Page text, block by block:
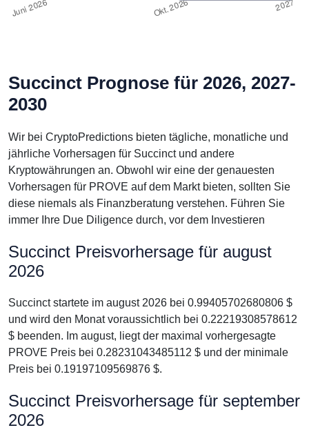
Succinct Prognose für 2026, 2027-
2030
Wir bei CryptoPredictions bieten tägliche, monatliche und
jährliche Vorhersagen für Succinct und andere
Kryptowährungen an. Obwohl wir eine der genauesten
Vorhersagen für PROVE auf dem Markt bieten, sollten Sie
diese niemals als Finanzberatung verstehen. Führen Sie
immer Ihre Due Diligence durch, vor dem Investieren
Succinct Preisvorhersage für august
2026
Succinct startete im august 2026 bei 0.99405702680806 $
und wird den Monat voraussichtlich bei 0.22219308578612
$ beenden. Im august, liegt der maximal vorhergesagte
PROVE Preis bei 0.28231043485112 $ und der minimale
Preis bei 0.19197109569876 $.
Succinct Preisvorhersage für september
2026